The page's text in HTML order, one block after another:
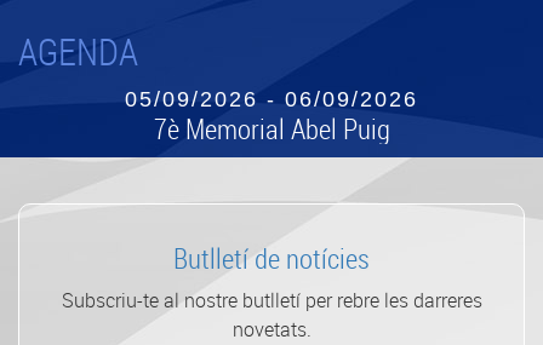
AGENDA
05/09/2026 - 06/09/2026
7è Memorial Abel Puig
Butlletí de notícies
Subscriu-te al nostre butlletí per rebre les darreres
novetats.